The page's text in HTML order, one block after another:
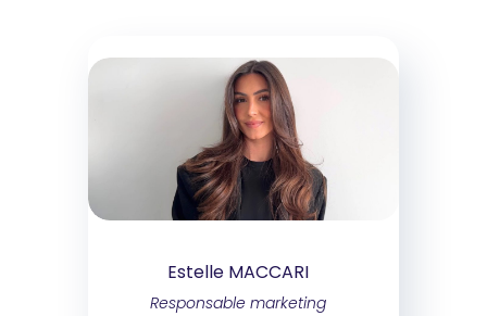
Estelle MACCARI
Responsable marketing